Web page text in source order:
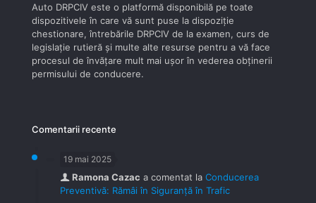
Auto DRPCIV este o platformă disponibilă pe toate
dispozitivele în care vă sunt puse la dispoziţie
chestionare, întrebările DRPCIV de la examen, curs de
legislaţie rutieră şi multe alte resurse pentru a vă face
procesul de învăţare mult mai uşor în vederea obţinerii
permisului de conducere.
Comentarii recente
19 mai 2025
Ramona Cazac a comentat la Conducerea
Preventivă: Rămâi în Siguranță în Trafic